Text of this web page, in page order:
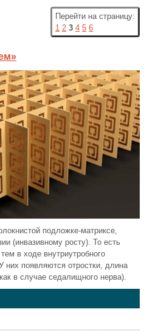
Перейти на страницу:
1 2 3 4 5 6
подложке-матриксе,
(инвазивному росту). То есть
в ходе внутриутробного
них появляются отростки, длина
в случае седалищного нерва).